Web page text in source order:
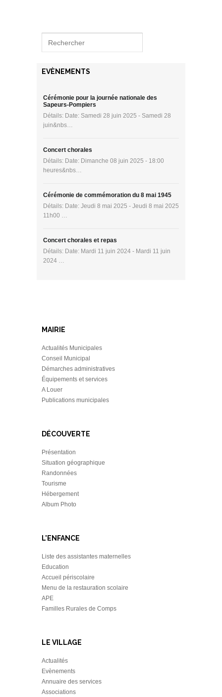
EVÈNEMENTS
Cérémonie pour la journée nationale des
Sapeurs-Pompiers
Détails: Date: Samedi 28 juin 2025 - Samedi 28
juin&nbs…
Concert chorales
Détails: Date: Dimanche 08 juin 2025 - 18:00
heures&nbs…
Cérémonie de commémoration du 8 mai 1945
Détails: Date: Jeudi 8 mai 2025 - Jeudi 8 mai 2025
11h00 …
Concert chorales et repas
Détails: Date: Mardi 11 juin 2024 - Mardi 11 juin
2024 …
MAIRIE
Actualités Municipales
Conseil Municipal
Démarches administratives
Équipements et services
A Louer
Publications municipales
DÉCOUVERTE
Présentation
Situation géographique
Randonnées
Tourisme
Hébergement
Album Photo
L'ENFANCE
Liste des assistantes maternelles
Education
Accueil périscolaire
Menu de la restauration scolaire
APE
Familles Rurales de Comps
LE VILLAGE
Actualités
Evènements
Annuaire des services
Associations